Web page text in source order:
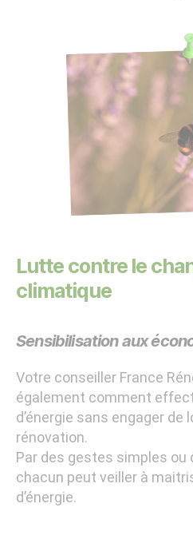
Lutte contre le
climatique
Sensibilisation aux
Votre conseiller France
également comment
d’énergie sans engager de
rénovation.
Par des gestes simples
chacun peut veiller à
d’énergie.